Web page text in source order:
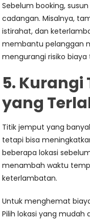
Sebelum booking,
cadangan. Misalnya,
istirahat, dan
membantu pelanggan
mengurangi risiko
5.
yang
Titik jemput yang
tetapi bisa
beberapa lokasi
menambah waktu
keterlambatan.
Untuk menghemat
Pilih lokasi yang mudah